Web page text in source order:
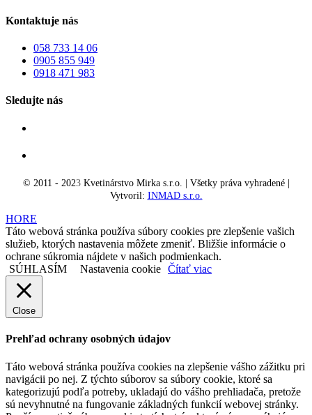
Kontaktuje nás
058 733 14 06
0905 855 949
0918 471 983
Sledujte nás
© 2011 - 2023Kvetinárstvo Mirka s.r.o. | Všetky práva vyhradené |
Vytvoril: INMAD s.r.o.
HORE
Táto webová stránka používa súbory cookies pre zlepšenie vašich
služieb, ktorých nastavenia môžete zmeniť. Bližšie informácie o
ochrane súkromia nájdete v našich podmienkach.
SÚHLASÍM
Nastavenia cookie Čítať viac
Close
Prehľad ochrany osobných údajov
Táto webová stránka používa cookies na zlepšenie vášho zážitku pri
navigácii po nej. Z týchto súborov sa súbory cookie, ktoré sa
kategorizujú podľa potreby, ukladajú do vášho prehliadača, pretože
sú nevyhnutné na fungovanie základných funkcií webovej stránky.